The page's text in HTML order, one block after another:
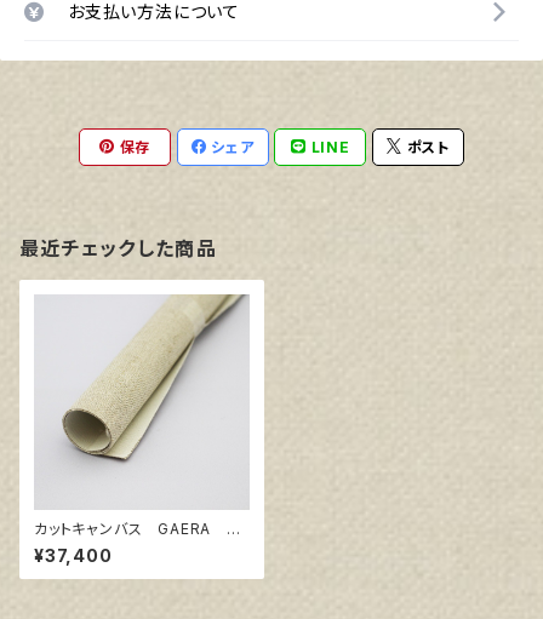
お支払い方法について
保存 シェア LINE ポスト
最近チェックした商品
カットキャンバス GAERA BA
S120
¥37,400